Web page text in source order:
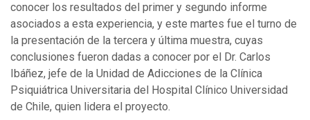
conocer los resultados del primer y segundo informe
asociados a esta experiencia, y este martes fue el turno de
la presentación de la tercera y última muestra, cuyas
conclusiones fueron dadas a conocer por el Dr. Carlos
Ibáñez, jefe de la Unidad de Adicciones de la Clínica
Psiquiátrica Universitaria del Hospital Clínico Universidad
de Chile, quien lidera el proyecto.